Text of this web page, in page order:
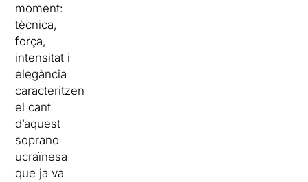
moment:
tècnica,
força,
intensitat i
elegància
caracteritzen
el cant
d’aquest
soprano
ucraïnesa
que ja va